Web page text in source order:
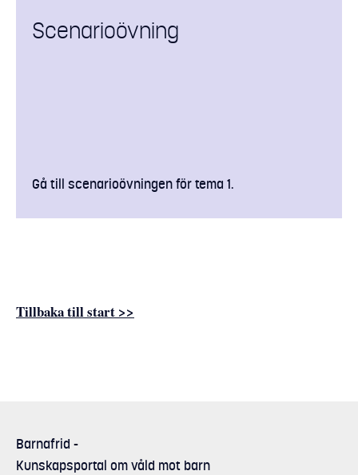
Scenarioövning
Gå till scenarioövningen för tema 1.
Tillbaka till start >>
Barnafrid -
Kunskapsportal om våld mot barn